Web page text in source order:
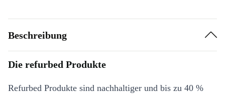
Beschreibung
Die refurbed Produkte
Refurbed Produkte sind nachhaltiger und bis zu 40 %